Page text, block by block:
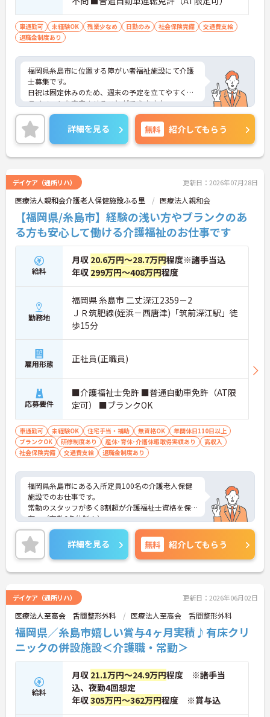
車通勤可 未経験OK 残業少なめ 日勤のみ 社会保険完備
交通費支給
退職金制度あり
福岡県糸島市に位置する障がい者福祉施設にて介護
士募集です。
日祝は固定休みのため、週末の予定を立てやすくプ
ライベートを充実させることができます♪
ご興味のある方には、面接対策ポイントなど、さら
に詳細をお話いたしますので、お気軽にご相談くだ
さい。
詳細を見る 無料 紹介してもらう
デイケア（通所リハ） 更新日：2026年07月28日
医療法人親和会介護老人保健施設ふる里 医療法人親和会
【福岡県/糸島市】経験の浅い方やブランクのあ
る方も安心して働ける介護福祉のお仕事です
給料
月収 20.6万円～28.7万円程度※諸手当込
年収 299万円～408万円程度
勤務地
福岡県 糸島市 二丈深江2359－2
ＪＲ筑肥線(姪浜－西唐津)「筑前深江駅」徒
歩15分
雇用形態 正社員(正職員)
応募要件
■介護福祉士免許 ■普通自動車免許（AT限
定可） ■ブランクOK
車通勤可 未経験OK 住宅手当・補助 無資格OK
年間休日110日以上
ブランクOK
研修制度あり 産休･育休･介護休暇取得実績あり
高収入
社会保険完備
交通費支給 退職金制度あり
福岡県糸島市にある入所定員100名の介護老人保健
施設でのお仕事です。
常勤のスタッフが多く8割超が介護福祉士資格を保
有。（夜勤6名体制！）
常勤看護師11名体制。
風通しの良い環境で働きやすいこともおすすめのポ
イント♪
ご興味がある方は是非一度マイナビまでお問合せ下
さい。更に詳細などお伝えします。
詳細を見る 無料 紹介してもらう
デイケア（通所リハ） 更新日：2026年06月02日
医療法人至高会 舌間整形外科 医療法人至高会 舌間整形外科
福岡県／糸島市嬉しい賞与4ヶ月実積♪有床クリ
ニックの併設施設＜介護職・常勤＞
給料
月収 21.1万円～24.9万円程度 ※諸手当
込、夜勤4回想定
年収305万円～362万円程度 ※賞与込